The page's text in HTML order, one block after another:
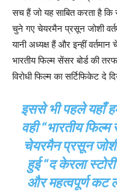
सच हैं जो यह साबित करता है कि
चुने गए चेयरमैन प्रसून जोशी
यानी अध्यक्ष हैं और इन्हीं
भारतीय फिल्म सेंसर बोर्ड की
विरोधी फिल्म का सर्टिफिकेट दे
इससे भी पहले यहाँ
वही “भारतीय
चेयरमैन प्रसून
हुई “द केरला
और महत्वपूर्ण कट